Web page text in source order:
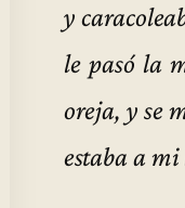
y
le pasó la
oreja, y se
estaba a mi